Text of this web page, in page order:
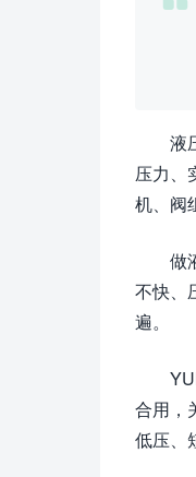
液
压力、
机、阀
做
不快、
遍。
合用，
低压、